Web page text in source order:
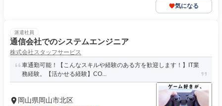
気になる
派遣社員
通信会社でのシステムエンジニア
株式会社スタッフサービス
車通勤可能！【こんなスキルや経験のある方を歓迎します！】IT業
務経験。【活かせる経験】CO...
岡山県岡山市北区